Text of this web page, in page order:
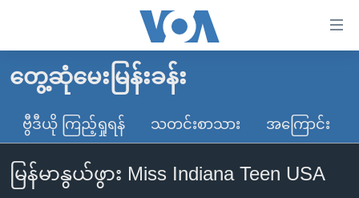
လွယ်ကူ
သည့်
Link
များ
မူလစာမျက်နှာ
မြန်မာ
ကမ္ဘာ့သတင်းများ
နိုင်ငံတကာ
ဗွီဒီယို
တွေ့ဆုံမေးမြန်းခန်း
ဗွီဒီယို ကြည့်ရှုရန် သတင်းစာသား အကြောင်း
မြန်မာနွယ်ဖွား Miss Indiana Teen USA